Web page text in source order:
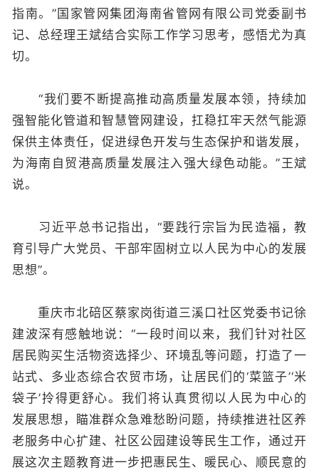
指南。”国家管网集团海南省管网有限公司党委副书
记、总经理王斌结合实际工作学习思考，感悟尤为真
切。
“我们要不断提高推动高质量发展本领，持续加
强智能化管道和智慧管网建设，扛稳扛牢天然气能源
保供主体责任，促进绿色开发与生态保护和谐发展，
为海南自贸港高质量发展注入强大绿色动能。”王斌
说。
习近平总书记指出，“要践行宗旨为民造福，教
育引导广大党员、干部牢固树立以人民为中心的发展
思想”。
重庆市北碚区蔡家岗街道三溪口社区党委书记徐
建波深有感触地说：“一段时间以来，我们针对社区
居民购买生活物资选择少、环境乱等问题，打造了一
站式、多业态综合农贸市场，让居民们的‘菜篮子’‘米
袋子’拎得更舒心。我们将认真贯彻以人民为中心的
发展思想，瞄准群众急难愁盼问题，持续推进社区养
老服务中心扩建、社区公园建设等民生工作，通过开
展这次主题教育进一步把惠民生、暖民心、顺民意的